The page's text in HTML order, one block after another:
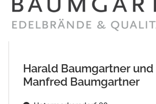
Harald Baumgartner und
Manfred Baumgartner